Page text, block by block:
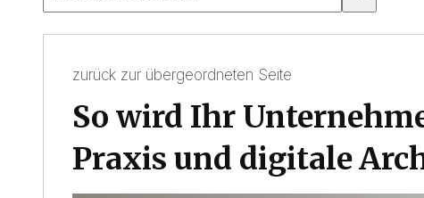
zurück zur übergeordneten Seite
So wird Ihr
Praxis und digitale